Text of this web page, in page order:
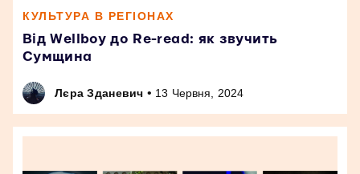
КУЛЬТУРА В РЕГІОНАХ
Від Wellboy до Re-read: як звучить
Сумщина
Лєра Зданевич • 13 Червня, 2024